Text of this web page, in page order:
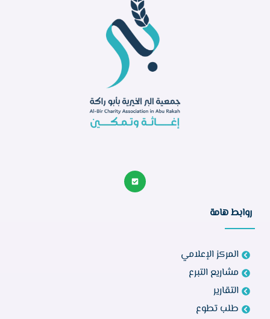
روابط هامة
المركز الإعلامي
مشاريع التبرع
التقارير
طلب تطوع